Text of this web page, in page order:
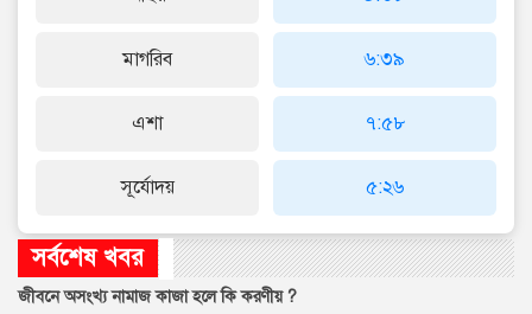
মাগরিব
এশা
সূর্যোদয়
৬:৩৯
৭:৫৮
৫:২৬
সর্বশেষ খবর
জীবনে অসংখ্য নামাজ কাজা হলে কি করণীয় ?